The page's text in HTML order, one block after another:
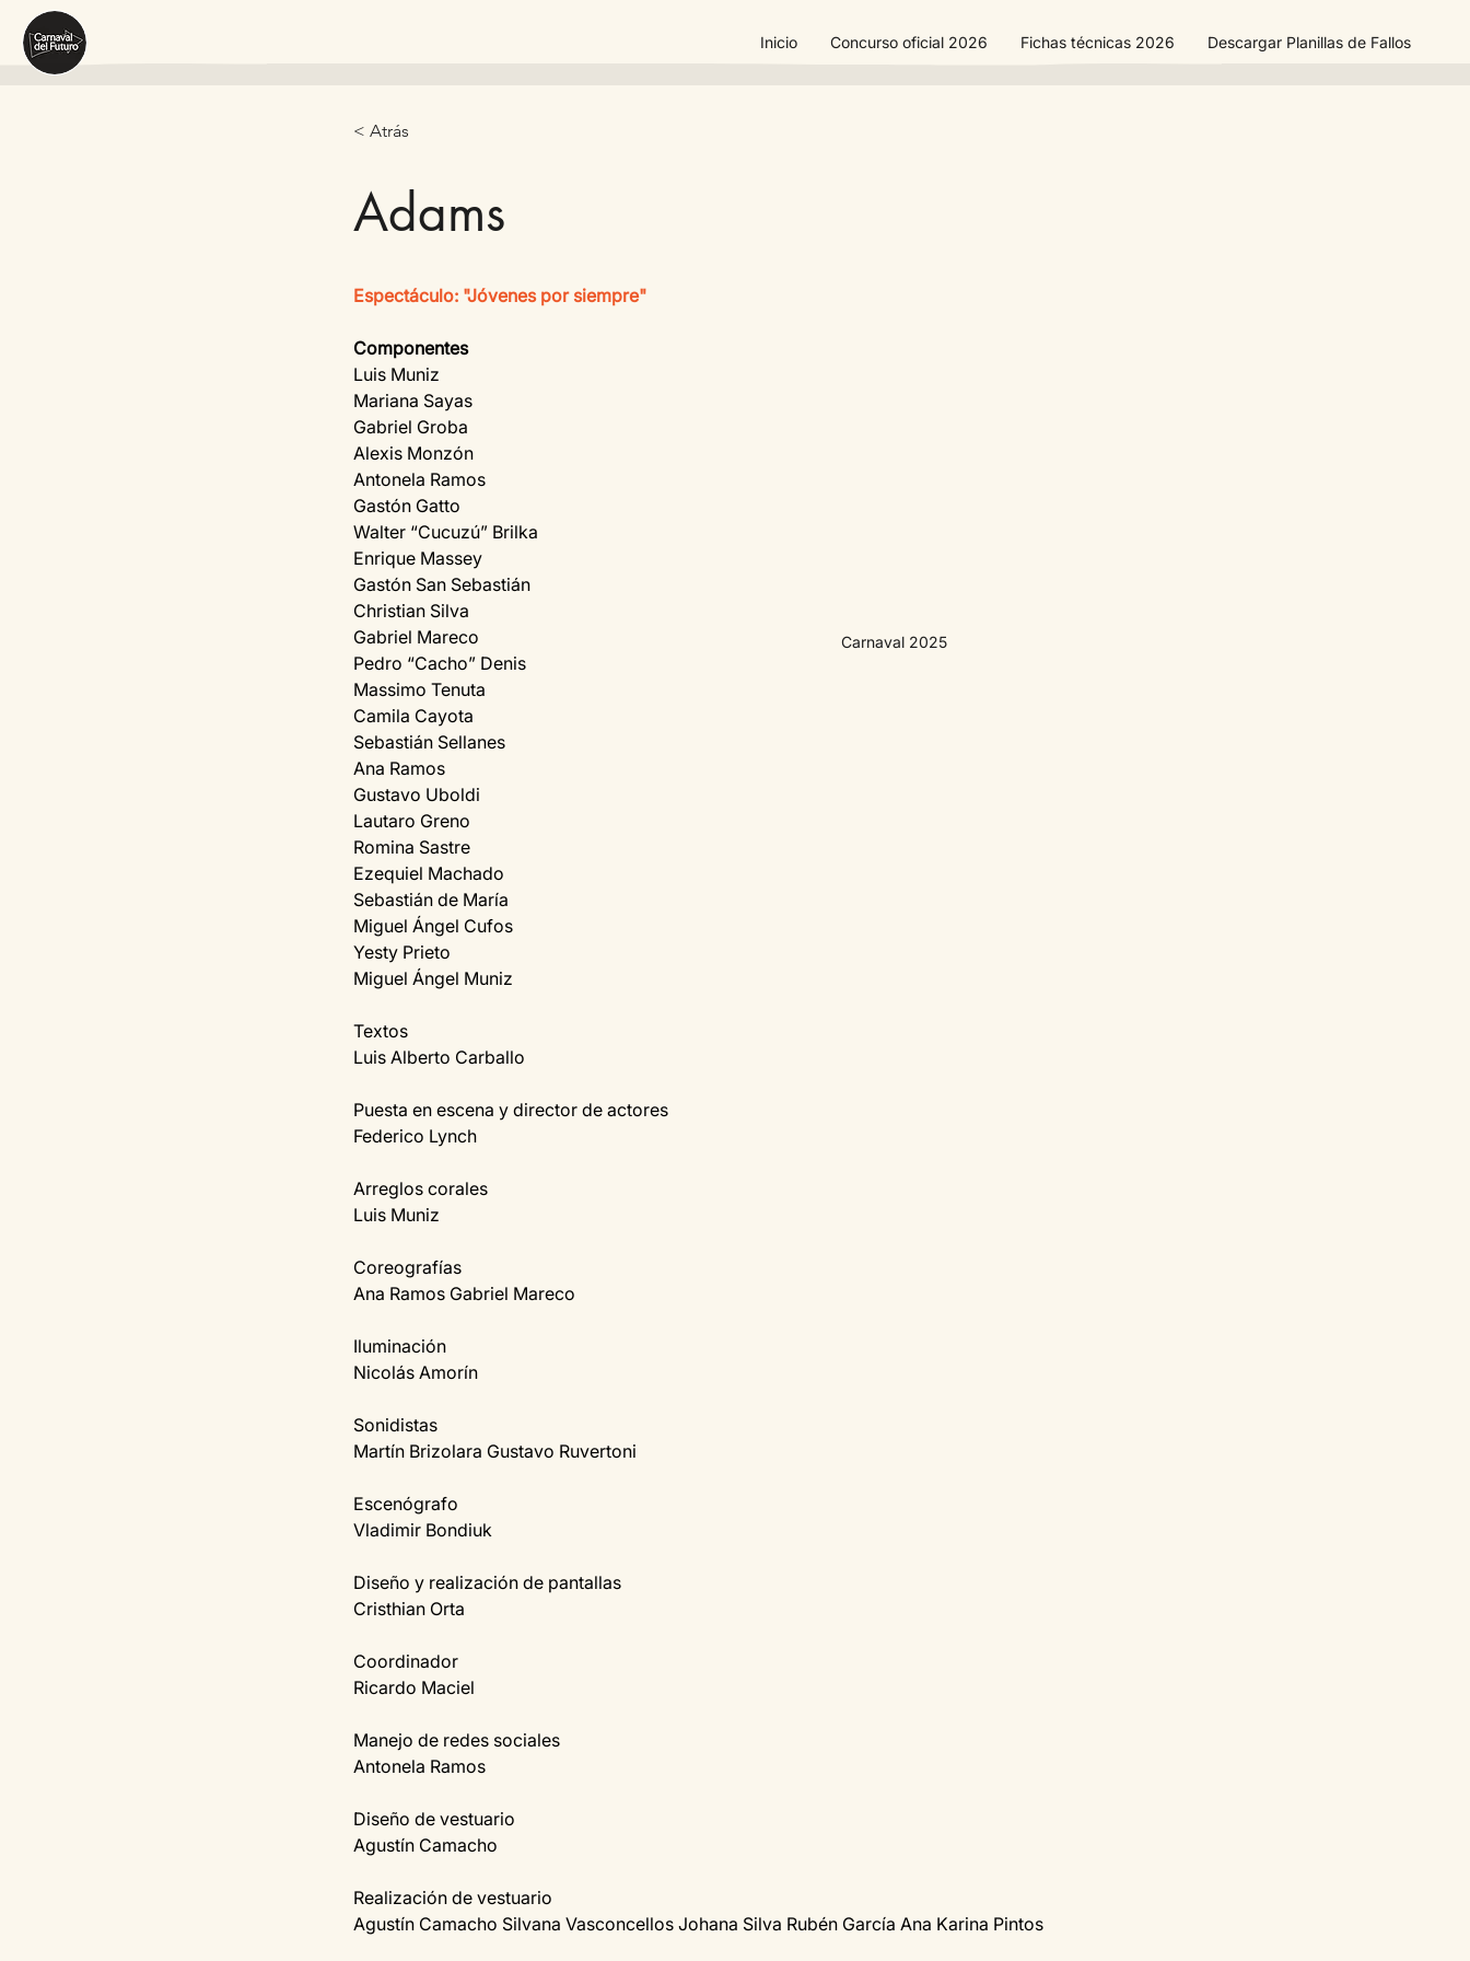
Inicio Concurso oficial 2026 Fichas técnicas 2026 Descargar Planillas de Fallos
< Atrás
Adams
Espectáculo: "Jóvenes por siempre"
Carnaval 2025
Componentes
Luis Muniz
Mariana Sayas
Gabriel Groba
Alexis Monzón
Antonela Ramos
Gastón Gatto
Walter “Cucuzú” Brilka
Enrique Massey
Gastón San Sebastián
Christian Silva
Gabriel Mareco
Pedro “Cacho” Denis
Massimo Tenuta
Camila Cayota
Sebastián Sellanes
Ana Ramos
Gustavo Uboldi
Lautaro Greno
Romina Sastre
Ezequiel Machado
Sebastián de María
Miguel Ángel Cufos
Yesty Prieto
Miguel Ángel Muniz
Textos
Luis Alberto Carballo
Puesta en escena y director de actores
Federico Lynch
Arreglos corales
Luis Muniz
Coreografías
Ana Ramos Gabriel Mareco
Iluminación
Nicolás Amorín
Sonidistas
Martín Brizolara Gustavo Ruvertoni
Escenógrafo
Vladimir Bondiuk
Diseño y realización de pantallas
Cristhian Orta
Coordinador
Ricardo Maciel
Manejo de redes sociales
Antonela Ramos
Diseño de vestuario
Agustín Camacho
Realización de vestuario
Agustín Camacho Silvana Vasconcellos Johana Silva Rubén García Ana Karina Pintos